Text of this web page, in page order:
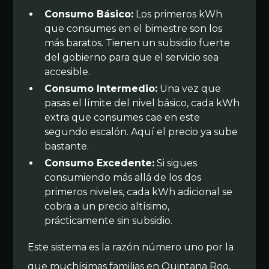
Consumo Básico: Los primeros kWh
que consumes en el bimestre son los
más baratos. Tienen un subsidio fuerte
del gobierno para que el servicio sea
accesible.
Consumo Intermedio: Una vez que
pasas el límite del nivel básico, cada kWh
extra que consumes cae en este
segundo escalón. Aquí el precio ya sube
bastante.
Consumo Excedente: Si sigues
consumiendo más allá de los dos
primeros niveles, cada kWh adicional se
cobra a un precio altísimo,
prácticamente sin subsidio.
Este sistema es la razón número uno por la
que muchísimas familias en Quintana Roo,